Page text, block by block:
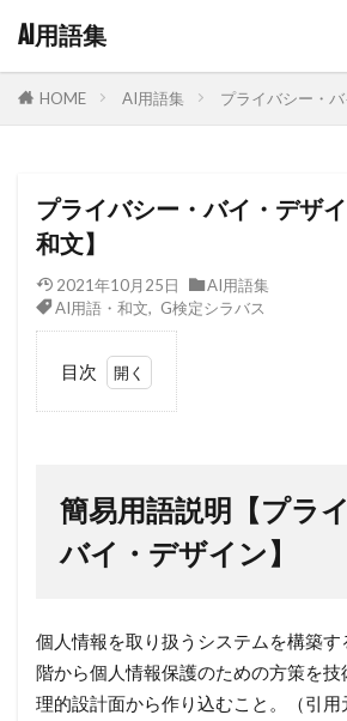
AI用語集
HOME AI用語集 プライバシー・
プライバシー・バイ・デザ
和文】
2021年10月25日
AI用語集
AI用語・和文
G検定シラバス
目次
【プ
ライ
イ・
デザ
イ
簡易用語説明【プラ
バイ・デザイン】
個人情報を取り扱うシステムを構築
階から個人情報保護のための方策を技
理的設計面から作り込むこと。（引用